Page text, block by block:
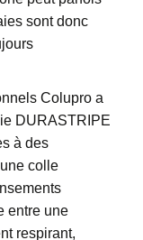
sont donc
Colupro a
DURASTRIPE
à des
colle
entre une
respirant,